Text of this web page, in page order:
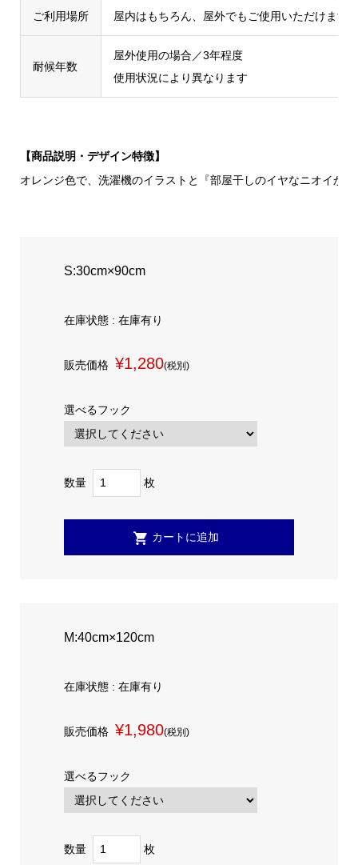
ご利用場所 屋内はもちろん、屋外でもご使用いただけます
耐候年数
屋外使用の場合／3年程度
使用状況により異なります
【商品説明・デザイン特徴】
オレンジ色で、洗濯機のイラストと『部屋干しのイヤなニオイか
S:30cm×90cm
在庫状態 : 在庫有り
販売価格 ¥1,280(税別)
選べるフック
数量 枚
M:40cm×120cm
在庫状態 : 在庫有り
販売価格 ¥1,980(税別)
選べるフック
数量 枚